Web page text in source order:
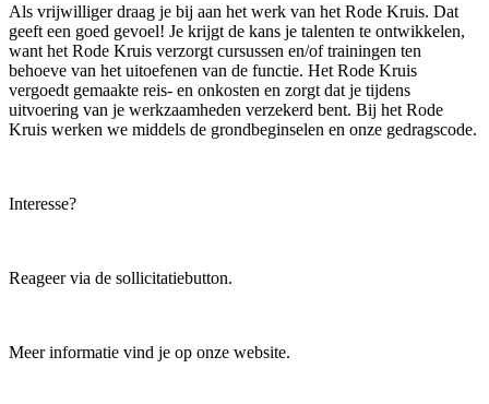
Als vrijwilliger draag je bij aan het werk van het Rode Kruis. Dat
geeft een goed gevoel! Je krijgt de kans je talenten te ontwikkelen,
want het Rode Kruis verzorgt cursussen en/of trainingen ten
behoeve van het uitoefenen van de functie. Het Rode Kruis
vergoedt gemaakte reis- en onkosten en zorgt dat je tijdens
uitvoering van je werkzaamheden verzekerd bent. Bij het Rode
Kruis werken we middels de grondbeginselen en onze gedragscode.
Interesse?
Reageer via de sollicitatiebutton.
Meer informatie vind je op onze website.